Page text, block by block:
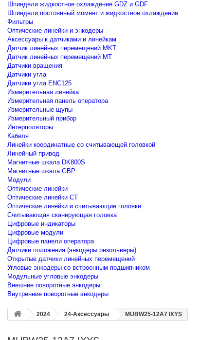
Шпиндели жидкостное охлаждение GDZ и GDF
Шпиндели постоянный момент и жидкостное охлаждение
Фильтры
Оптические линейки и энкодеры
Аксессуары к датчиками и линейкам
Датчик линейных перемещений MKT
Датчик линейных перемещений MT
Датчики вращения
Датчики угла
Датчики угла ENC125
Измерительная линейка
Измерительная панель оператора
Измерительные щупы
Измерительный прибор
Интерполяторы
Кабеля
Линейки координатные со считывающей головкой
Линейный привод
Магнитные шкала DK800S
Магнитные шкала GBP
Модули
Оптические линейки
Оптические линейки CT
Оптические линейки и считывающие головки
Считывающая сканирующая головка
Цифровые индикаторы
Цифровые модули
Цифровые панели оператора
Датчики положения (энкодеры резольверы)
Открытые датчики линейных перемещений
Угловые энкодеры со встроенным подшипником
Модульные угловые энкодеры
Внешние поворотные энкодеры
Внутренние поворотные энкодеры
2024 24-Аксессуары MUBW25-12A7 IXYS